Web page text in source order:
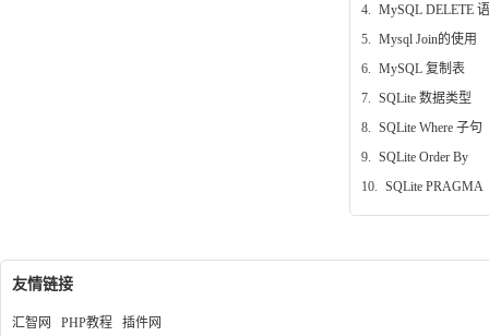
4.
MySQL DELETE
5.
Mysql Join的使用
6.
MySQL 复制表
7.
SQLite 数据类型
8.
SQLite Where 子句
9.
SQLite Order By
10.
SQLite PRAGMA
友情链接
汇智网 PHP教程 插件网